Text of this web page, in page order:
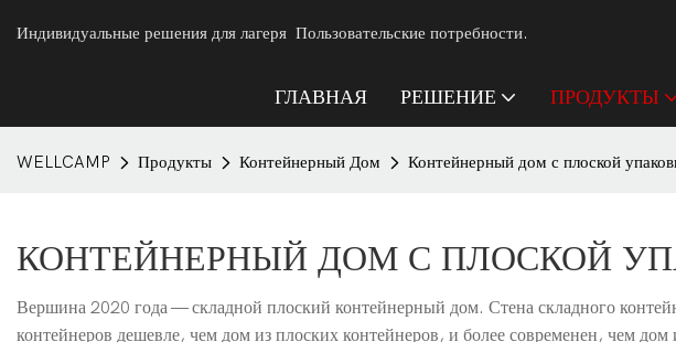
Индивидуальные решения для лагеря Пользовательские потребности.
ГЛАВНАЯ РЕШЕНИЕ ПРОДУКТЫ
WELLCAMP Продукты Контейнерный Дом Контейнерный дом с плоской
КОНТЕЙНЕРНЫЙ ДОМ С ПЛОСКОЙ
Вершина 2020 года — складной плоский контейнерный дом. Стена складного
контейнеров дешевле, чем дом из плоских контейнеров, и более современен, чем